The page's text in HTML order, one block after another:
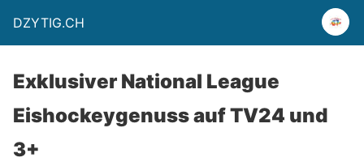
DZYTIG.CH
Exklusiver National League
Eishockeygenuss auf TV24 und
3+